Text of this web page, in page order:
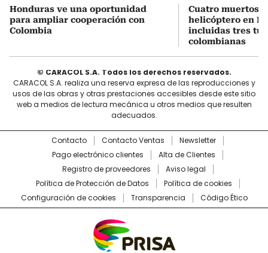
Honduras ve una oportunidad
para ampliar cooperación con
Colombia
Cuatro muertos
helicóptero en
incluidas tres
colombianas
© CARACOL S.A. Todos los derechos reservados.
CARACOL S.A. realiza una reserva expresa de las reproducciones y
usos de las obras y otras prestaciones accesibles desde este sitio
web a medios de lectura mecánica u otros medios que resulten
adecuados.
Contacto Contacto Ventas
Newsletter
Pago electrónico clientes
Alta de Clientes
Registro de proveedores
Aviso legal
Política de Protección de Datos
Política de cookies
Configuración de cookies
Transparencia Código Ético